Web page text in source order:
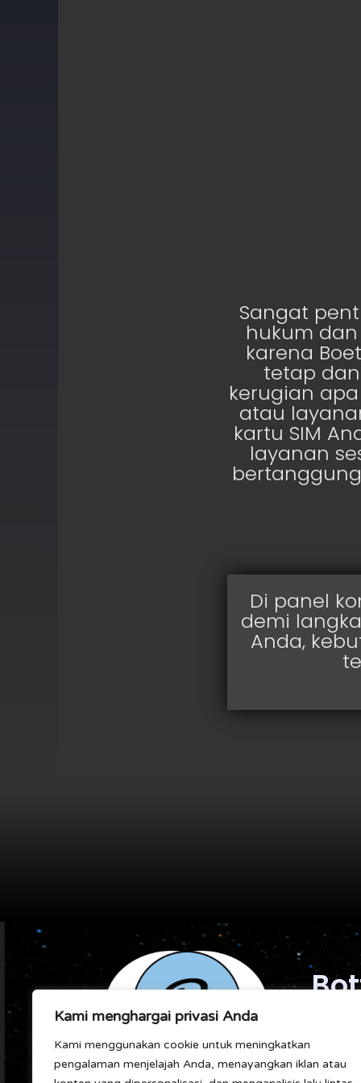
Kami menghargai privasi Anda
Kami menggunakan cookie untuk meningkatkan
pengalaman menjelajah Anda, menayangkan iklan atau
Sangat
hukum
karena
tetap
kerugian
atau
kartu SIM
layanan
Di panel
demi
Anda,